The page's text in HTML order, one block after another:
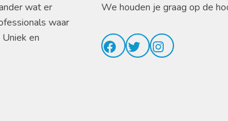
wat er
waar
en
We houden je graag op de
Facebook
TwitterInstagram